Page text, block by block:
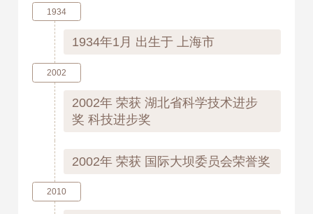
1934
1934年1月 出生于 上海市
2002
2002年荣获 湖北省科学技术进步
奖 科技进步奖
2002年荣获 国际大坝委员会荣誉奖
2010